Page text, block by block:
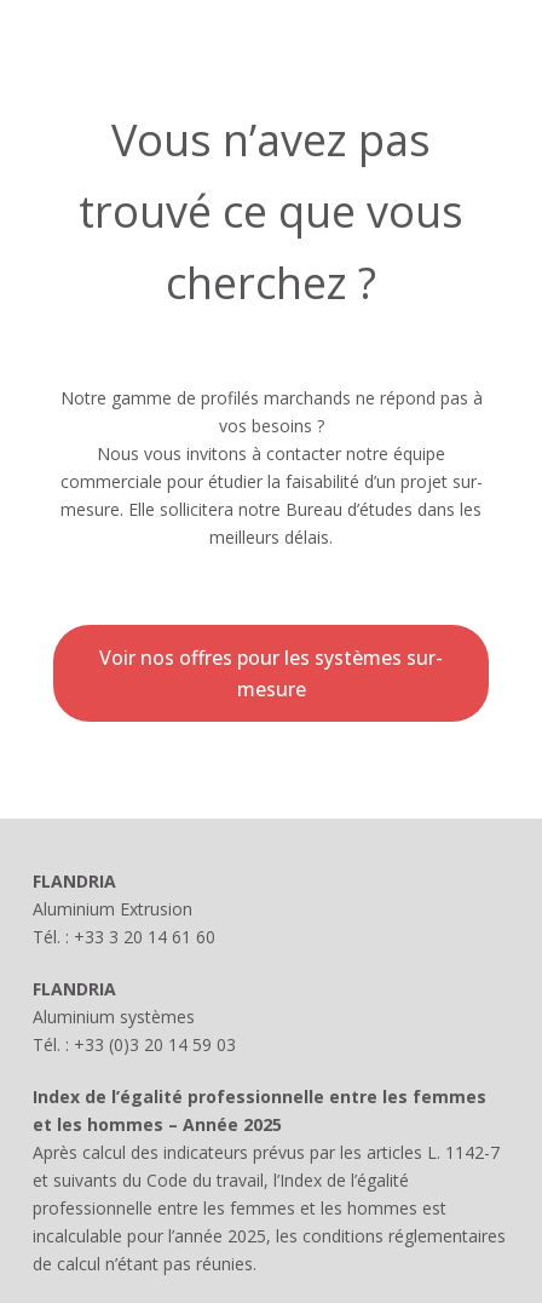
Vous n’avez pas
trouvé ce que vous
cherchez ?
Notre gamme de profilés marchands ne répond pas à
vos besoins ?
Nous vous invitons à contacter notre équipe
commerciale pour étudier la faisabilité d’un projet sur-
mesure. Elle sollicitera notre Bureau d’études dans les
meilleurs délais.
Voir nos offres pour les systèmes sur-
mesure
FLANDRIA
Aluminium Extrusion
Tél. : +33 3 20 14 61 60
FLANDRIA
Aluminium systèmes
Tél. : +33 (0)3 20 14 59 03
Index de l’égalité professionnelle entre les femmes
et les hommes – Année 2025
Après calcul des indicateurs prévus par les articles L. 1142-7
et suivants du Code du travail, l’Index de l’égalité
professionnelle entre les femmes et les hommes est
incalculable pour l’année 2025, les conditions réglementaires
de calcul n’étant pas réunies.